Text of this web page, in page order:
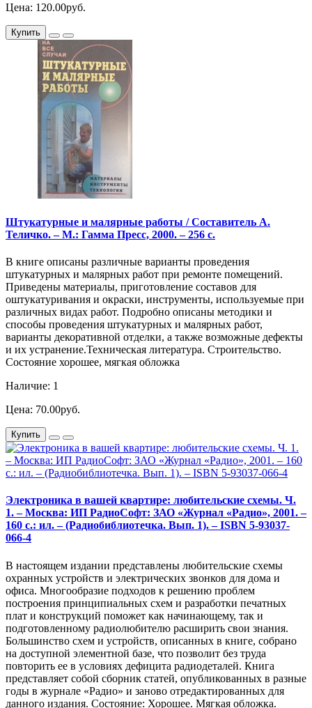
Цена: 120.00руб.
Купить
Штукатурные и малярные работы / Составитель А.
Теличко. – М.: Гамма Пресс, 2000. – 256 с.
В книге описаны различные варианты проведения
штукатурных и малярных работ при ремонте помещений.
Приведены материалы, приготовление составов для
оштукатуривания и окраски, инструменты, используемые при
различных видах работ. Подробно описаны методики и
способы проведения штукатурных и малярных работ,
варианты декоративной отделки, а также возможные дефекты
и их устранение.Техническая литература. Строительство.
Состояние хорошее, мягкая обложка
Наличие: 1
Цена: 70.00руб.
Купить
Электроника в вашей квартире: любительские схемы. Ч.
1. – Москва: ИП РадиоСофт: ЗАО «Журнал «Радио», 2001. –
160 с.: ил. – (Радиобиблиотечка. Вып. 1). – ISBN 5-93037-
066-4
В настоящем издании представлены любительские схемы
охранных устройств и электрических звонков для дома и
офиса. Многообразие подходов к решению проблем
построения принципиальных схем и разработки печатных
плат и конструкций поможет как начинающему, так и
подготовленному радиолюбителю расширить свои знания.
Большинство схем и устройств, описанных в книге, собрано
на доступной элементной базе, что позволит без труда
повторить ее в условиях дефицита радиодеталей. Книга
представляет собой сборник статей, опубликованных в разные
годы в журнале «Радио» и заново отредактированных для
данного издания. Состояние: Хорошее. Мягкая обложка.